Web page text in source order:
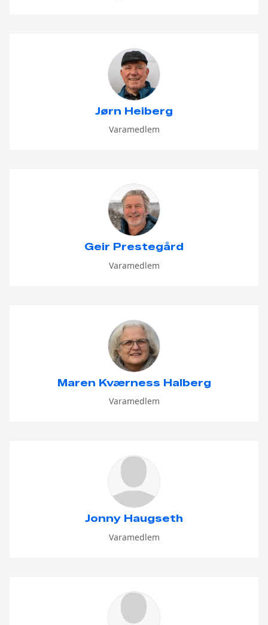
Jørn Heiberg
Varamedlem
Geir Prestegård
Varamedlem
Maren Kværness Halberg
Varamedlem
Jonny Haugseth
Varamedlem